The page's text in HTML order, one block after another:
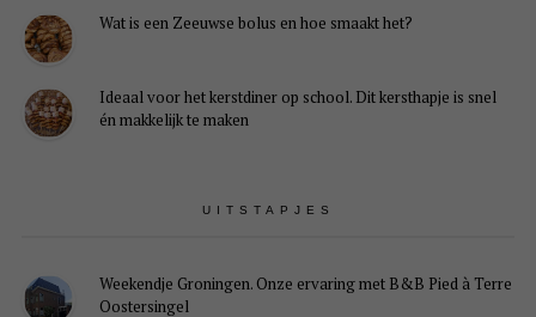
Wat is een Zeeuwse bolus en hoe smaakt het?
Ideaal voor het kerstdiner op school. Dit kersthapje is snel
én makkelijk te maken
UITSTAPJES
Weekendje Groningen. Onze ervaring met B&B Pied à Terre
Oostersingel